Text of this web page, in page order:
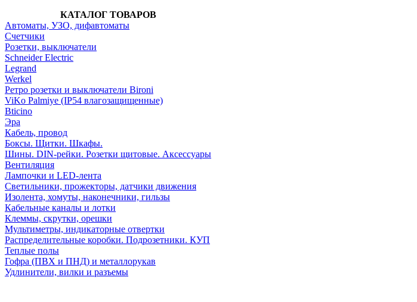
КАТАЛОГ ТОВАРОВ
Автоматы, УЗО, дифавтоматы
Счетчики
Розетки, выключатели
Schneider Electric
Legrand
Werkel
Ретро розетки и выключатели Bironi
ViKo Palmiye (IP54 влагозащищенные)
Bticino
Эра
Кабель, провод
Боксы. Щитки. Шкафы.
Шины. DIN-рейки. Розетки щитовые. Аксессуары
Вентиляция
Лампочки и LED-лента
Светильники, прожекторы, датчики движения
Изолента, хомуты, наконечники, гильзы
Кабельные каналы и лотки
Клеммы, скрутки, орешки
Мультиметры, индикаторные отвертки
Распределительные коробки. Подрозетники. КУП
Теплые полы
Гофра (ПВХ и ПНД) и металлорукав
Удлинители, вилки и разъемы